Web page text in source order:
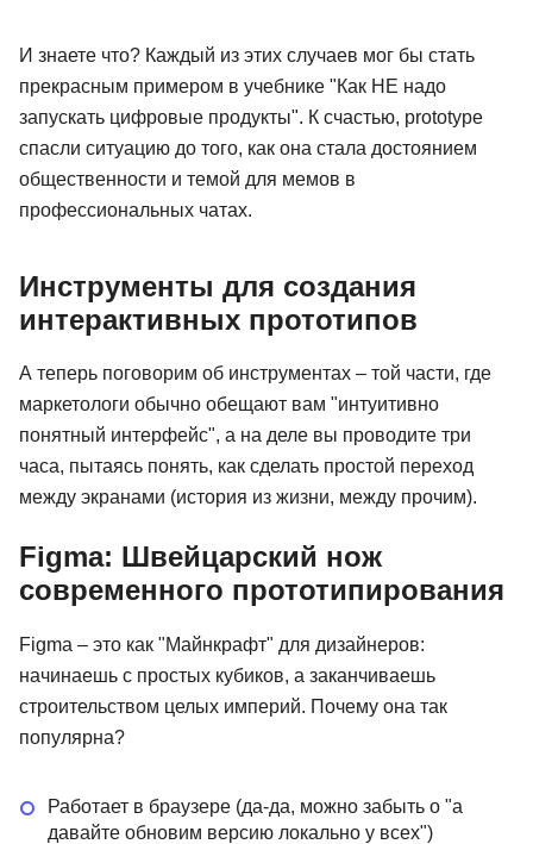
И знаете что? Каждый из этих случаев мог бы стать
прекрасным примером в учебнике "Как НЕ надо
запускать цифровые продукты". К счастью, prototype
спасли ситуацию до того, как она стала достоянием
общественности и темой для мемов в
профессиональных чатах.
Инструменты для создания
интерактивных прототипов
А теперь поговорим об инструментах – той части, где
маркетологи обычно обещают вам "интуитивно
понятный интерфейс", а на деле вы проводите три
часа, пытаясь понять, как сделать простой переход
между экранами (история из жизни, между прочим).
Figma: Швейцарский нож
современного прототипирования
Figma – это как "Майнкрафт" для дизайнеров:
начинаешь с простых кубиков, а заканчиваешь
строительством целых империй. Почему она так
популярна?
Работает в браузере (да-да, можно забыть о "а
давайте обновим версию локально у всех")